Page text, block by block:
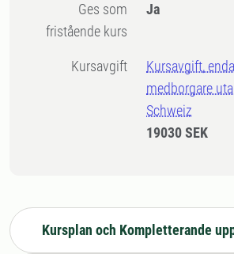
Ges som
fristående kurs
Ja
Kursavgift
Kursavgift,
medborgare
Schweiz
19030 SEK
Kursplan och Kompletterande